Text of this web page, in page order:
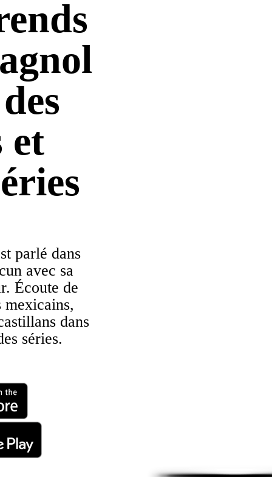
et
parlé dans
avec sa
Écoute de
mexicains,
dans
séries.